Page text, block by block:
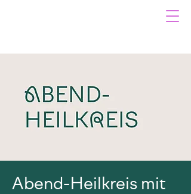
Abend-Heilkreis mit